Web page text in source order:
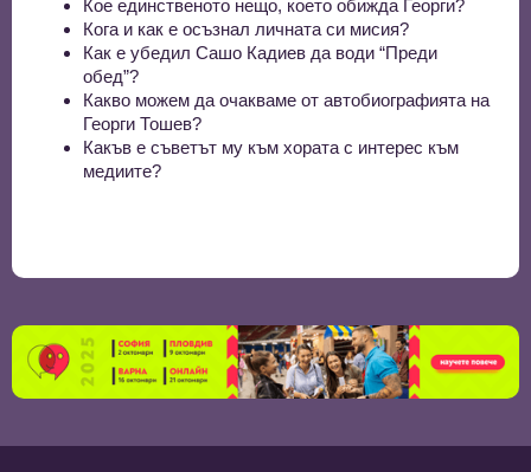
Кое единственото нещо, което обижда Георги?
Кога и как е осъзнал личната си мисия?
Как е убедил Сашо Кадиев да води “Преди
обед”?
Какво можем да очакваме от автобиографията на
Георги Тошев?
Какъв е съветът му към хората с интерес към
медиите?